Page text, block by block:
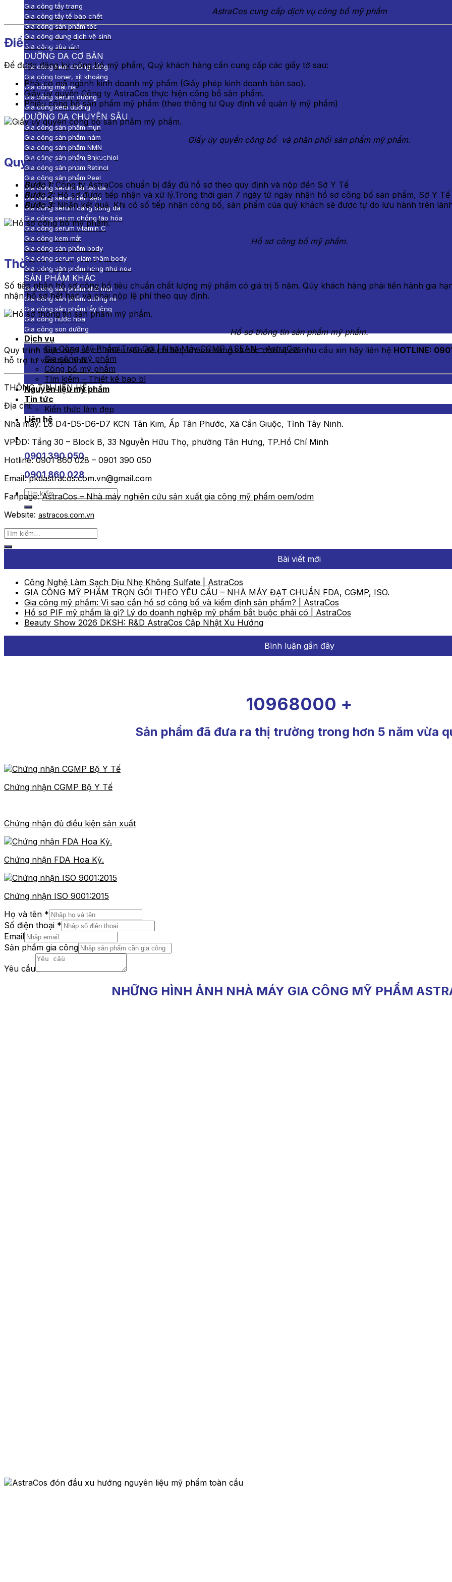
Gia công tẩy trang
Gia công tẩy tế bào chết
Gia công sản phẩm tóc
Gia công dung dịch vệ sinh
Gia công sữa tắm
DƯỠNG DA CƠ BẢN
Gia công kem chống nắng
Gia công toner, xịt khoáng
Gia công mặt nạ
Gia công serum dưỡng
Gia công kem dưỡng
DƯỠNG DA CHUYÊN SÂU
Gia công sản phẩm mụn
Gia công sản phẩm nám
Gia công sản phẩm NMN
Gia công sản phẩm Bakuchiol
Gia công sản phẩm Retinol
Gia công sản phẩm Peel
Gia công serum tái tạo da
Gia công serum liền sẹo
Gia công serum căng bóng da
Gia công serum chống lão hóa
Gia công serum vitamin C
Gia công kem mắt
Gia công sản phẩm body
Gia công serum giảm thâm body
Gia công sản phẩm hồng nhũ hoa
SẢN PHẨM KHÁC
Gia công sản phẩm khử mùi
Gia công sản phẩm dưỡng mi
Gia công sản phẩm tẩy lông
Gia công nước hoa
Gia công son dưỡng
Dịch vụ
Gia Công Mỹ Phẩm Trọn Gói | Nhà Máy CGMP ASEAN – AstraCos
Gia công mỹ phẩm
Công bố mỹ phẩm
Tìm kiếm – Thiết kế bao bì
Nguyên liệu mỹ phẩm
Tin tức
Kiến thức làm đẹp
Liên hệ
0901 390 050
0901 860 028
Tìm
kiếm:
AstraCos cung cấp dịch vụ công bố mỹ phẩm
Điều kiện đăng ký công bố mỹ phẩm:
Để được đăng ký công bố mỹ phẩm, Quý khách hàng cần cung cấp các giấy tờ sau:
Phải có mã ngành kinh doanh mỹ phẩm (Giấy phép kinh doanh bản sao).
Giấy ủy quyền Công ty AstraCos thực hiện công bố sản phẩm.
Phiếu công bố sản phẩm mỹ phẩm (theo thông tư Quy định về quản lý mỹ phẩm)
Giấy ủy quyền công bố và phân phối sản phẩm mỹ phẩm.
Quy trình thực hiện công bố mỹ phẩm:
Bước 1:Công ty AstraCos chuẩn bị đầy đủ hồ sơ theo quy định và nộp đến Sở Y Tế
Bước 2:Hồ sơ được tiếp nhận và xử lý.Trong thời gian 7 ngày từ ngày nhận hồ sơ công bố sản phẩm, Sở Y
Bước 3:Nhận kết quả. Khi có số tiếp nhận công bố, sản phẩm của quý khách sẽ được tự do lưu hành trên
Hồ sơ công bố mỹ phẩm.
Thời gian hiệu lực của phiếu công bố mỹ phẩm:
Số tiếp nhận hồ sơ công bố tiêu chuẩn chất lượng mỹ phẩm có giá trị 5 năm. Qúy khách hàng phải tiến hành gia
nhận hồ sơ hết hạn và phải nộp lệ phí theo quy định.
Hồ sơ thông tin sản phẩm mỹ phẩm.
Quy trình thực hiện sẽ có nhiều vấn đề chi tiết, khách hàng và các đơn vị có nhu cầu xin hãy liên hệ HOTLINE:
hỗ trợ tư vấn tận tình.
THÔNG TIN LIÊN HỆ:
Địa chỉ:
Nhà máy: Lô D4-D5-D6-D7 KCN Tân Kim, Ấp Tân Phước, Xã Cần Giuộc, Tỉnh Tây Ninh.
VPĐD: Tầng 30 – Block B, 33 Nguyễn Hữu Thọ, phường Tân Hưng, TP.Hồ Chí Minh
Hotline: 0901 860 028 – 0901 390 050
Email: pkdastracos.com.vn@gmail.com
Fanpage:AstraCos – Nhà máy nghiên cứu sản xuất gia công mỹ phẩm oem/odm
Website: astracos.com.vn
Bài viết mới
Công Nghệ Làm Sạch Dịu Nhẹ Không Sulfate | AstraCos
GIA CÔNG MỸ PHẨM TRỌN GÓI THEO YÊU CẦU – NHÀ MÁY ĐẠT CHUẨN FDA, CGMP, ISO.
Gia công mỹ phẩm: Vì sao cần hồ sơ công bố và kiểm định sản phẩm? | AstraCos
Hồ sơ PIF mỹ phẩm là gì? Lý do doanh nghiệp mỹ phẩm bắt buộc phải có | AstraCos
Beauty Show 2026 DKSH: R&D AstraCos Cập Nhật Xu Hướng
Bình luận gần đây
10968000 +
Sản phẩm đã đưa ra thị trường trong hơn 5 năm vừa
Chứng nhận CGMP Bộ Y Tế
Chứng nhận đủ điều kiện sản xuất
Chứng nhận FDA Hoa Kỳ.
Chứng nhận ISO 9001:2015
Họ và tên *
Số điện thoại *
Email
Sản phẩm gia công
Yêu cầu
NHỮNG HÌNH ẢNH NHÀ MÁY GIA CÔNG MỸ PHẨM